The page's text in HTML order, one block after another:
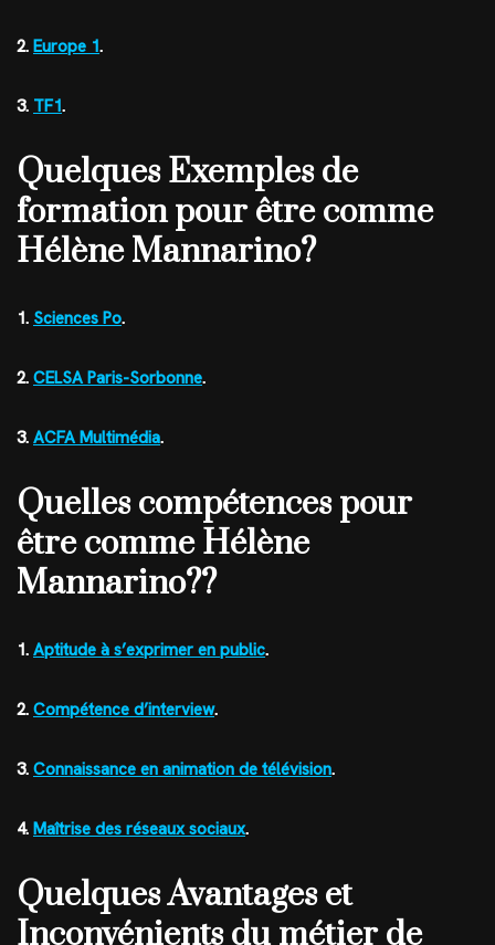
2. Europe 1.
3. TF1.
Quelques Exemples de
formation pour être comme
Hélène Mannarino?
1. Sciences Po.
2. CELSA Paris-Sorbonne.
3. ACFA Multimédia.
Quelles compétences pour
être comme Hélène
Mannarino??
1. Aptitude à s’exprimer en public.
2. Compétence d’interview.
3. Connaissance en animation de télévision.
4. Maîtrise des réseaux sociaux.
Quelques Avantages et
Inconvénients du métier de